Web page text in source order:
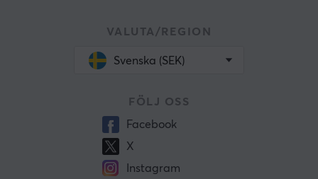
VALUTA/REGION
Svenska (SEK)
FÖLJ OSS
Facebook
X
Instagram